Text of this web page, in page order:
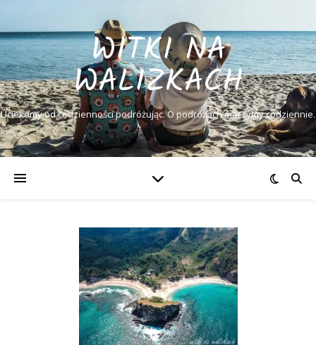
WITKI NA
WALIZKACH
Uciekamy od codzienności podróżując. O podróżach marzymy codziennie.